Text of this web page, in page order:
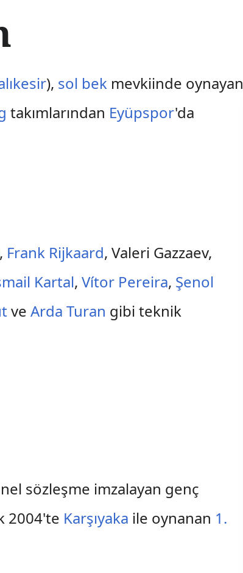
), sol bek mevkiinde oynayan
takımlarından Eyüpspor'da
, Frank Rijkaard, Valeri Gazzaev,
Kartal,Vítor Pereira, Şenol
veArda Turan gibi teknik
sözleşme imzalayan genç
2004'te Karşıyaka ile oynanan 1.